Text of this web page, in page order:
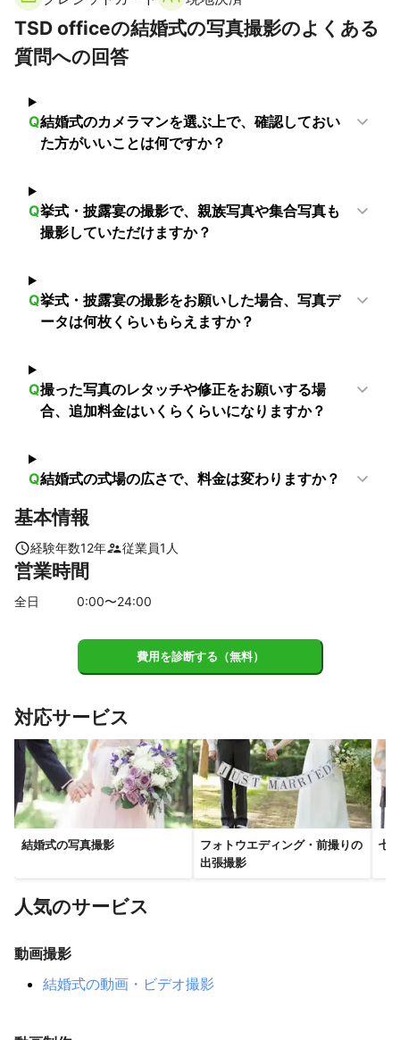
・藤田観光グループ　観光ガイドブック内　掲載。
・各種スクールフォト　卒業アルバムなど。
など　多数
極力自然光を活かした、自然体での撮影を行っております。
スタジオ撮影とは一味違ったロケーション撮影を中心に、お客様
特に、お忙しいお客様のご都合の良い時間で対応させて頂けるよ
【富山県】
南砺市 富山市 立山町 上市町 砺波市
舟橋村
黒部市
滑川市 魚津市
【大阪府
交野市 枚方市 四條畷市 島本町 柏原市
太子町
八尾市
富田林市
摂津市 松原市 茨木市
河内長野市
大阪狭山市
吹田市 大阪市
忠岡町
田尻町
阪南市 岬町
石川県】
野々市市
内灘町 津幡町 かほく市
宝達志水町
羽咋市
中能登町 七尾市 志賀町 穴水町
輪島市
【東京都
檜原村 奥多摩町 八王子市 町田市
あきる野市
日の出町
青梅市
府中市
国分寺市 東大和市
調布市
狛江市
武蔵野市
西東京市
板橋区 豊島区 千代田区
足立区
江戸川区
【 岐阜県
恵那市 土岐市 瑞浪市 多治見市 中津川市
御嵩町
可児市
八百津町 川辺町 坂祝町 白川町
東白川村
美濃加茂市
各務原市 七宗町 富加町
笠松町
岐南町
羽島市 海津市 輪之内町 岐阜市
安八町
養老町 関市
大垣市
神戸町 大野町 山県市 池田町
垂井町
関ケ原町
郡上市 本巣市
【福井県
大野市 池田町 南越前町 敦賀市
越前町
TSD officeの結婚式の写真撮影のよくある
質問への回答
Q結婚式のカメラマンを選ぶ上で、確認しておい
た方がいいことは何ですか？
Q挙式・披露宴の撮影で、親族写真や集合写真も
撮影していただけますか？
Q挙式・披露宴の撮影をお願いした場合、写真デ
ータは何枚くらいもらえますか？
Q撮った写真のレタッチや修正をお願いする場
合、追加料金はいくらくらいになりますか？
Q結婚式の式場の広さで、料金は変わりますか？
基本情報
経験年数12年 従業員1 人
営業時間
全日 0:00〜24:00
費用を診断する（無料）
対応サービス
結婚式の写真撮影
フォトウエディング・前撮りの
出張撮影
七
人気のサービス
動画撮影
結婚式の動画・ビデオ撮影